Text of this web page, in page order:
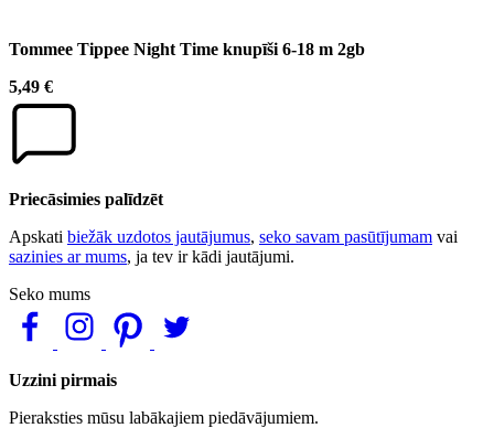
Tommee Tippee Night Time knupīši 6-18 m 2gb
5,49 €
Priecāsimies palīdzēt
Apskati biežāk uzdotos jautājumus, seko savam pasūtījumam vai
sazinies ar mums, ja tev ir kādi jautājumi.
Seko mums
Uzzini pirmais
Pieraksties mūsu labākajiem piedāvājumiem.